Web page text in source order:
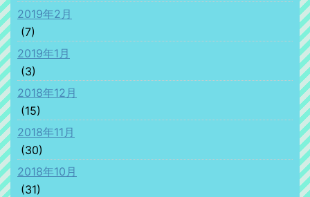
2019年2月
(7)
2019年1月
(3)
2018年12月
(15)
2018年11月
(30)
2018年10月
(31)